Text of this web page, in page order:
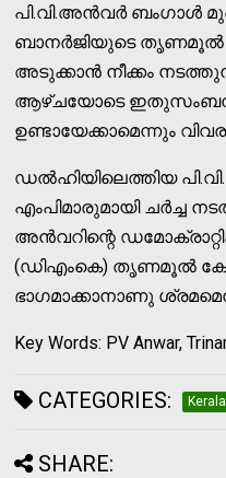
പി.വി.അന്‍വര്‍ ബംഗാള്‍
ബാനര്‍ജിയുടെ
അടുക്കാന്‍ നീക്കം
ആഴ്ചയോടെ
ഉണ്ടായേക്കാമെന്നും
ഡല്‍ഹിയിലെത്തിയ
എംപിമാരുമായി ചര്‍ച്ച
അന്‍വറിന്റെ
(ഡിഎംകെ) തൃണമൂല്‍
ഭാഗമാക്കാനാണു
Key Words: PV Anwar,
CATEGORIES: Kerala
SHARE: